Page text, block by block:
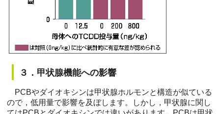
３．甲状腺機能への影響
PCBやダイオキシンは甲状腺ホルモンと構造が似ている
ので，低用量で影響を及ぼします。しかし，甲状腺に関し